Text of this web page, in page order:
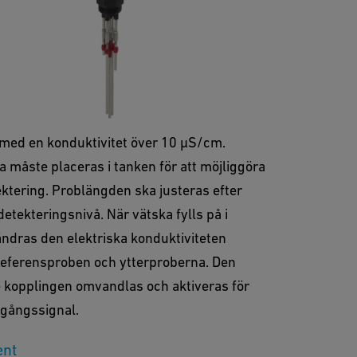
nivåbrytare
och kan användas för
en konduktivitet över 10 μS/cm.
måste placeras i tanken för att möjliggöra
Problängden ska justeras efter
När vätska fylls på i
den elektriska konduktiviteten
och ytterproberna. Den
kopplingen omvandlas och aktiveras för